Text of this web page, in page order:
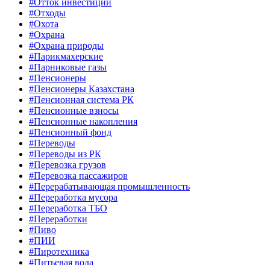
#Отток инвестиций
#Отходы
#Охота
#Охрана
#Охрана природы
#Парикмахерские
#Парниковые газы
#Пенсионеры
#Пенсионеры Казахстана
#Пенсионная система РК
#Пенсионные взносы
#Пенсионные накопления
#Пенсионный фонд
#Переводы
#Переводы из РК
#Перевозка грузов
#Перевозка пассажиров
#Перерабатывающая промышленность
#Переработка мусора
#Переработка ТБО
#Переработки
#Пиво
#ПИИ
#Пиротехника
#Питьевая вода